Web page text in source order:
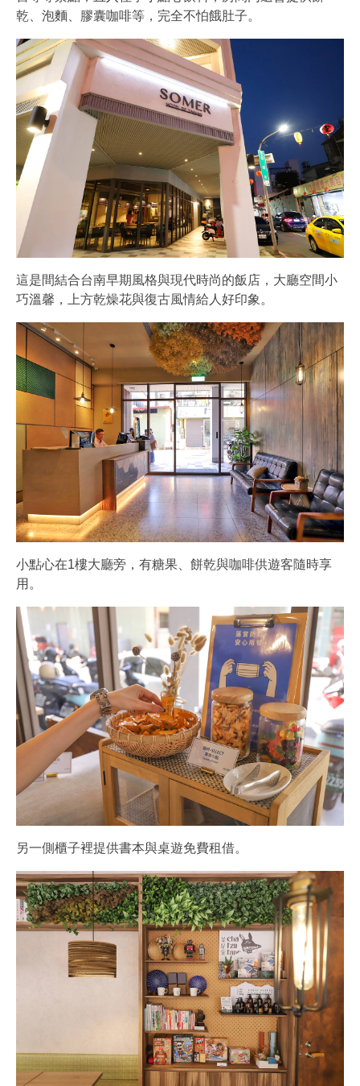
乾、泡麵、膠囊咖啡等，完全不怕餓肚子。
這是間結合台南早期風格與現代時尚的飯店，大廳空間小
巧溫馨，上方乾燥花與復古風情給人好印象。
小點心在1樓大廳旁，有糖果、餅乾與咖啡供遊客隨時享
用。
另一側櫃子裡提供書本與桌遊免費租借。